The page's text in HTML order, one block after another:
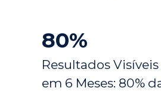
80%
Resultados Visíveis
em 6 Meses: 80%